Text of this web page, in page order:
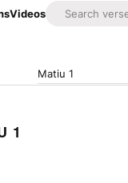
Videos
Matiu 1
1